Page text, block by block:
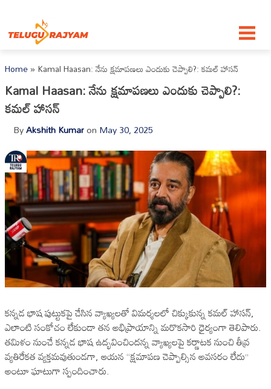
Home»Kamal Haasan: నేను క్షమాపణలు ఎందుకు చెప్పాలి?: కమల్ హాసన్
Kamal Haasan: నేను క్షమాపణలు ఎందుకు చెప్పాలి?:
కమల్ హాసన్
ByAkshith Kumaron May 30, 2025
కన్నడ భాష పుట్టుకపై చేసిన వ్యాఖ్యలతో విమర్శలలో చిక్కుకున్న కమల్ హాసన్,
ఎలాంటి సంకోచం లేకుండా తన అభిప్రాయాన్ని మరొకసారి ధైర్యంగా తెలిపారు.
తమిళం నుంచే కన్నడ భాష ఉద్భవించిందన్న వ్యాఖ్యలపై కర్ణాటక నుంచి తీవ్ర
వ్యతిరేకత వ్యక్తమవుతుండగా, ఆయన “క్షమాపణ చెప్పాల్సిన అవసరం లేదు”
అంటూ ఘాటుగా స్పందించారు.